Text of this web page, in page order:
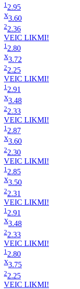
1 2.95
X3.60
22.36
VEIC LIKMI!
1 2.80
X3.72
22.25
VEIC LIKMI!
1 2.91
X3.48
22.33
VEIC LIKMI!
1 2.87
X3.60
22.30
VEIC LIKMI!
1 2.85
X3.50
22.31
VEIC LIKMI!
1 2.91
X3.48
22.33
VEIC LIKMI!
1 2.80
X3.75
22.25
VEIC LIKMI!